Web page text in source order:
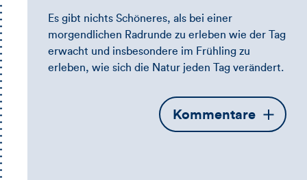
Es gibt nichts Schöneres, als bei einer
morgendlichen Radrunde zu erleben wie der Tag
erwacht und insbesondere im Frühling zu
erleben, wie sich die Natur jeden Tag verändert.
Öffnet
die
Kommentare